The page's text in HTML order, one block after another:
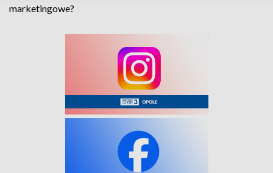
marketingowe?